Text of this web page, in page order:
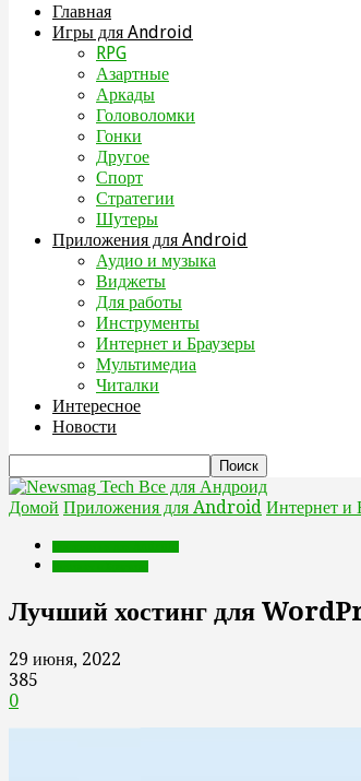
Главная
Игры для Android
RPG
Азартные
Аркады
Головоломки
Гонки
Другое
Спорт
Стратегии
Шутеры
Приложения для Android
Аудио и музыка
Виджеты
Для работы
Инструменты
Интернет и Браузеры
Мультимедиа
Читалки
Интересное
Новости
Все для Андроид
Домой Приложения для Android Интернет и
Лучший хостинг для
29 июня, 2022
385
0